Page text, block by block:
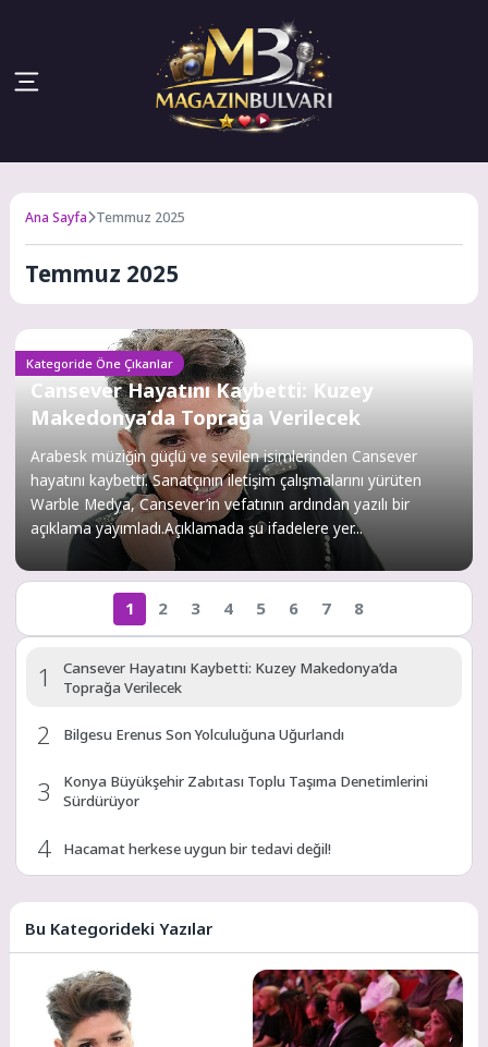
Ana Sayfa Temmuz 2025
Temmuz 2025
Kategoride Öne Çıkanlar
Cansever Hayatını Kaybetti: Kuzey
Makedonya’da Toprağa Verilecek
Arabesk müziğin güçlü ve sevilen isimlerinden Cansever
hayatını kaybetti. Sanatçının iletişim çalışmalarını yürüten
Warble Medya, Cansever’in vefatının ardından yazılı bir
açıklama yayımladı.Açıklamada şu ifadelere yer...
1 2 3 4 5 6 7 8
1
Cansever Hayatını Kaybetti: Kuzey Makedonya’da
Toprağa Verilecek
2 Bilgesu Erenus Son Yolculuğuna Uğurlandı
3
Konya Büyükşehir Zabıtası Toplu Taşıma Denetimlerini
Sürdürüyor
4 Hacamat herkese uygun bir tedavi değil!
5 Konya Bisiklet Festivali’nin Açılışı Coşkuyla Gerçekleşti
6 Maltepe’de, Süreyya Plajı’nda müzik ziyafeti
7 Karşıyaka Çarşısı’nda araç denetimleri sürüyor
Bu Kategorideki Yazılar